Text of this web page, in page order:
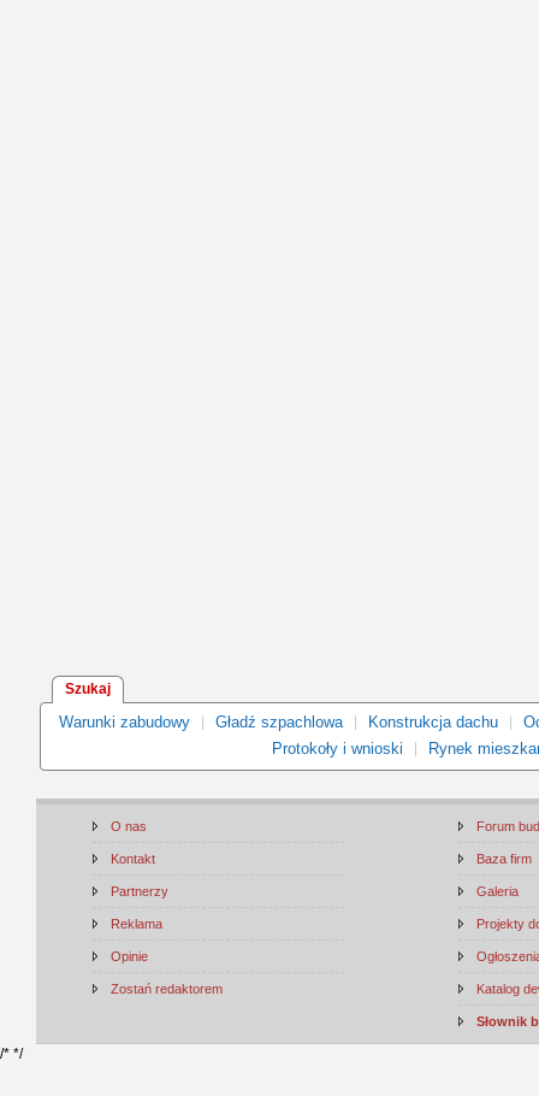
Szukaj
Warunki zabudowy Gładź szpachlowa Konstrukcja dachu
Protokoły i wnioski
Rynek
O nas
Kontakt
Partnerzy
Reklama
Opinie
Zostań redaktorem
Forum
Baza firm
Galeria
Projekty
Katalog
Słownik
/* */